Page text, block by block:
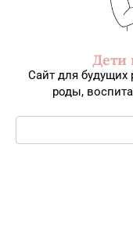
Дети
Сайт для
роды,
Поиск: